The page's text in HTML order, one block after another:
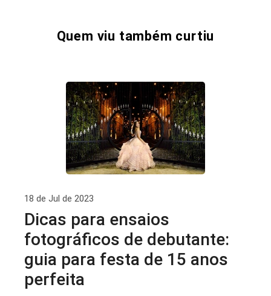
Quem viu também curtiu
18 de Jul de 2023
Dicas para ensaios
fotográficos de debutante:
guia para festa de 15 anos
perfeita